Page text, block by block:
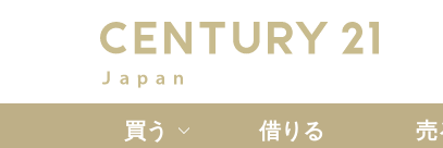
買う 借りる 売